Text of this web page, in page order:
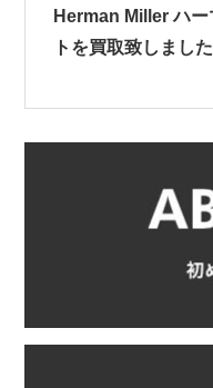
Herman Miller ハ
トを買取致しました